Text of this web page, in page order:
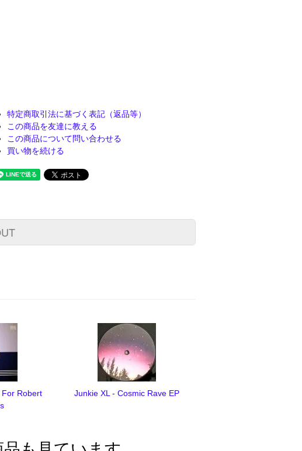
特定商取引法に基づく表記（返品等）
この商品を友達に教える
この商品について問い合わせる
買い物を続ける
Robert
Junkie XL - Cosmic Rave EP